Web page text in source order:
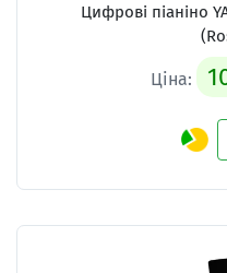
Цифрові піаніно
Ціна: